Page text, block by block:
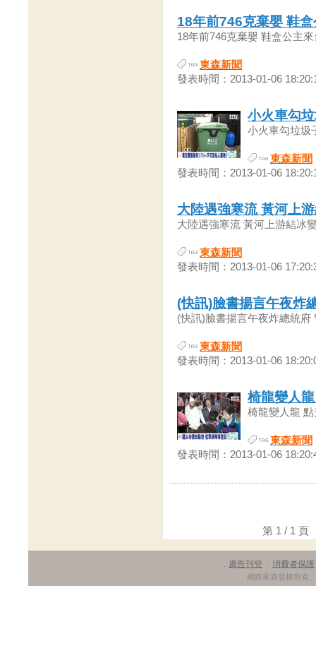
18年前746克棄嬰 鞋
18年前746克棄嬰 鞋盒公主
東森新聞
發表時間：2013-01-06
小火車勾
小火車勾垃圾
東森新聞
發表時間：2013-01-06
大陸遇強寒流 黃河上
大陸遇強寒流 黃河上游結冰
東森新聞
發表時間：2013-01-06
(快訊)臉書揚言午夜炸
(快訊)臉書揚言午夜炸總統府
東森新聞
發表時間：2013-01-06
椅龍變人
椅龍變人龍
東森新聞
發表時間：2013-01-06
第 1 / 1
廣告刊登 消費者保護
網路家庭版權所有